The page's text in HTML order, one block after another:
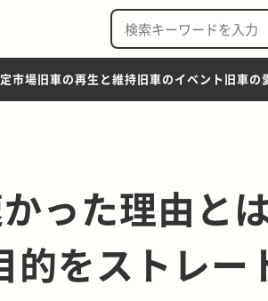
市場旧車の再生と維持旧車のイベント 旧車の
った理由と
的をストレー